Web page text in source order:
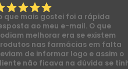
que mais gostei foi a rápida
ao meu e-mail. O que
melhorar era se existem
nas farmácias em falta
de informar logo e assim o
não ficava na dúvida se